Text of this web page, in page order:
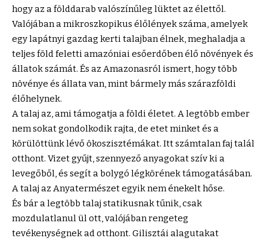
hogy az a földdarab valószínűleg lüktet az élettől.
Valójában a mikroszkopikus élőlények száma, amelyek
egy lapátnyi gazdag kerti talajban élnek, meghaladja a
teljes föld feletti amazóniai esőerdőben élő növények és
állatok számát. És az Amazonasról ismert, hogy több
növénye és állata van, mint bármely más szárazföldi
élőhelynek.
A talaj az, ami támogatja a földi életet. A legtöbb ember
nem sokat gondolkodik rajta, de etet minket és a
körülöttünk lévő ökoszisztémákat. Itt számtalan faj talál
otthont. Vizet gyűjt, szennyező anyagokat szív ki a
levegőből, és segít a bolygó légkörének támogatásában.
A talaj az Anyatermészet egyik nem énekelt hőse.
És bár a legtöbb talaj statikusnak tűnik, csak
mozdulatlanul ül ott, valójában rengeteg
tevékenységnek ad otthont. Gilisztái alagutakat